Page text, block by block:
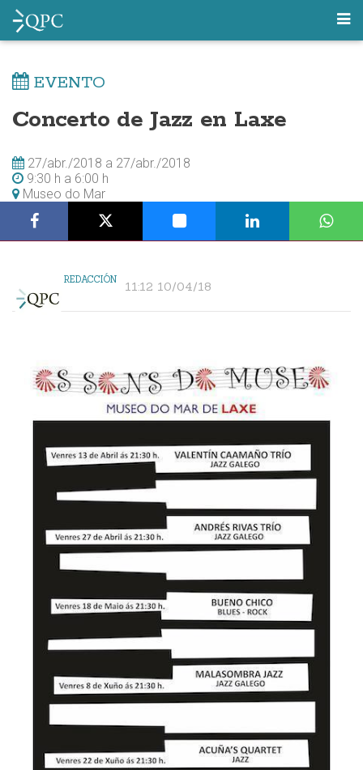
EVENTO
Concerto de Jazz en Laxe
27/abr./2018 a 27/abr./2018
9:30 h a 6:00 h
Museo do Mar
REDACCIÓN 11:12 10/04/18